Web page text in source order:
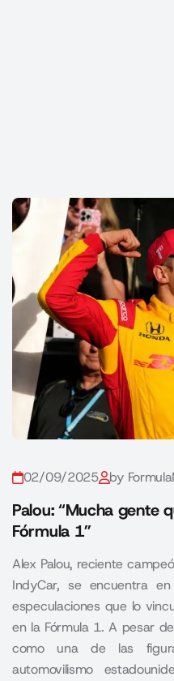
02/09/2025 by
Palou: “Mucha gente
Fórmula 1”
Alex Palou, reciente
IndyCar, se encuentra
especulaciones que lo
en la Fórmula 1. A pesar
como una de las
automovilismo